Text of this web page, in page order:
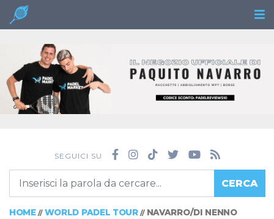
SEGUICI SU
CERCA
HOME// WORLD PADEL TOUR// NAVARRO/DI NENNO